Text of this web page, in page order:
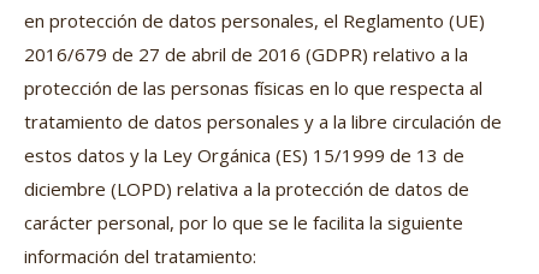
en protección de datos personales, el Reglamento (UE)
2016/679 de 27 de abril de 2016 (GDPR) relativo a la
protección de las personas físicas en lo que respecta al
tratamiento de datos personales y a la libre circulación de
estos datos y la Ley Orgánica (ES) 15/1999 de 13 de
diciembre (LOPD) relativa a la protección de datos de
carácter personal, por lo que se le facilita la siguiente
información del tratamiento: